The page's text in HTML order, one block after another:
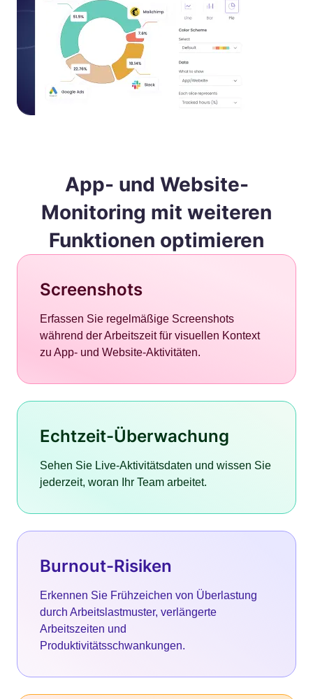
App- und Website-
Monitoring mit weiteren
Funktionen optimieren
Screenshots
Erfassen Sie regelmäßige Screenshots
während der Arbeitszeit für visuellen Kontext
zu App- und Website-Aktivitäten.
Echtzeit-Überwachung
Sehen Sie Live-Aktivitätsdaten und wissen Sie
jederzeit, woran Ihr Team arbeitet.
Burnout-Risiken
Erkennen Sie Frühzeichen von Überlastung
durch Arbeitslastmuster, verlängerte
Arbeitszeiten und
Produktivitätsschwankungen.